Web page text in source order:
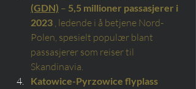
(GDN) – 5,5 millioner passasjerer i
2023 , ledende i å betjene Nord-
Polen, spesielt populær blant
passasjerer som reiser til
Skandinavia.
Katowice-Pyrzowice flyplass